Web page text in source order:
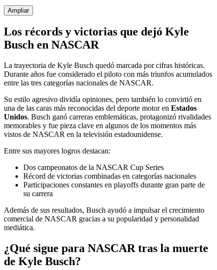
Ampliar
Los récords y victorias que dejó Kyle
Busch en NASCAR
La trayectoria de Kyle Busch quedó marcada por cifras históricas.
Durante años fue considerado el piloto con más triunfos acumulados
entre las tres categorías nacionales de NASCAR.
Su estilo agresivo dividía opiniones, pero también lo convirtió en
una de las caras más reconocidas del deporte motor en Estados
Unidos. Busch ganó carreras emblemáticas, protagonizó rivalidades
memorables y fue pieza clave en algunos de los momentos más
vistos de NASCAR en la televisión estadounidense.
Entre sus mayores logros destacan:
Dos campeonatos de la NASCAR Cup Series
Récord de victorias combinadas en categorías nacionales
Participaciones constantes en playoffs durante gran parte de
su carrera
Además de sus resultados, Busch ayudó a impulsar el crecimiento
comercial de NASCAR gracias a su popularidad y personalidad
mediática.
¿Qué sigue para NASCAR tras la muerte
de Kyle Busch?